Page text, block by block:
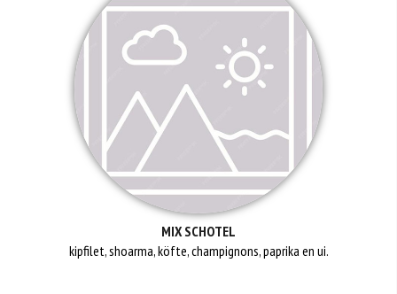
MIX SCHOTEL
kipfilet, shoarma, köfte, champignons, paprika en ui.